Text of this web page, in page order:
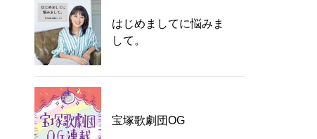
はじめましてに悩みま
して。
宝塚歌劇団OG